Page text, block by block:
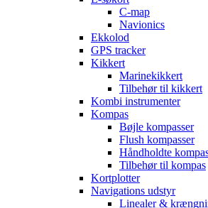
C-map
Navionics
Ekkolod
GPS tracker
Kikkert
Marinekikkert
Tilbehør til kikkert
Kombi instrumenter
Kompas
Bøjle kompasser
Flush kompasser
Håndholdte
Tilbehør til kompas
Kortplotter
Navigations udstyr
Linealer &